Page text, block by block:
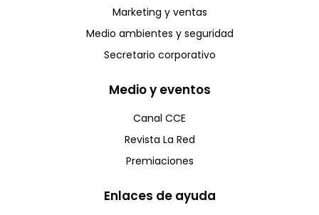
Marketing y ventas
Medio ambientes y seguridad
Secretario corporativo
Medio y eventos
Canal CCE
Revista La Red
Premiaciones
Enlaces de ayuda